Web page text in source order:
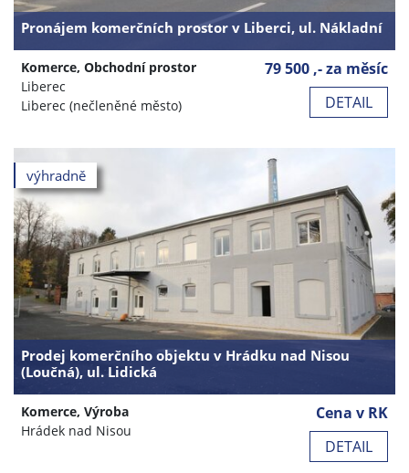
Pronájem komerčních prostor v Liberci, ul. Nákladní
Komerce, Obchodní prostor
Liberec
Liberec (nečleněné město)
79 500 ,- za měsíc
DETAIL
výhradně
Prodej komerčního objektu v Hrádku nad Nisou
(Loučná), ul. Lidická
Komerce, Výroba
Hrádek nad Nisou
Cena v RK
DETAIL